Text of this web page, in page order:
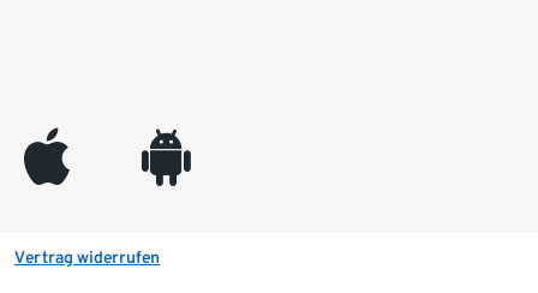
appleinc android
Vertrag widerrufen